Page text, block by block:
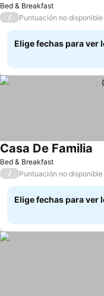
Bed & Breakfast
/ Puntuación no disponible
Elige fechas para ver
Bed & Breakfast
Casa De Familia
/ Puntuación no disponible
Elige fechas para ver